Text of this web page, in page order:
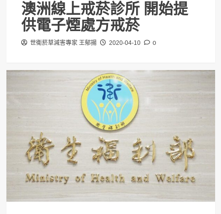
澳洲線上戒菸診所 開始提
供電子煙處方戒菸
世衛菸草減害專家 王郁揚 2020-04-10 0